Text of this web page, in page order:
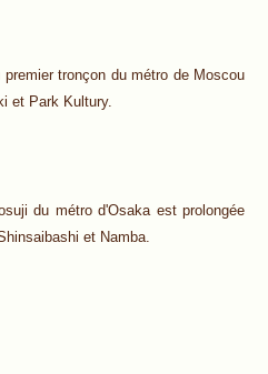
premier tronçon du métro de Moscou
et Park Kultury.
du métro d'Osaka est prolongée
et Namba.